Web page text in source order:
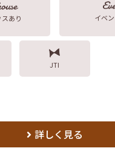
あり イベ
JTI
詳しく見る